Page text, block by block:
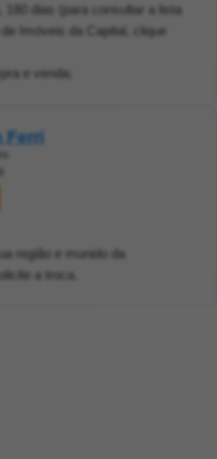
180 dias (para consultar a lista
Imóveis da Capital, clique
e venda;
Ferri
região e munido da
a troca.